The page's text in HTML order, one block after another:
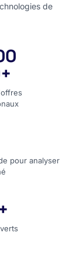
de
pour analyser
pour analyser